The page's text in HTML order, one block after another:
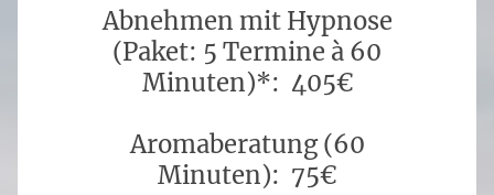
Abnehmen mit Hypnose
(Paket: 5 Termine à 60
Minuten)*: 405€
Aromaberatung (60
Minuten): 75€